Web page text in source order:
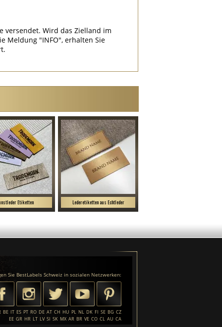
versendet. Wird das Zielland im
Meldung "INFO", erhalten Sie
Etiketten Lederetiketten aus Echtleder
Sie BestLabels Schweiz in sozialen Netzwerken:
BE IT ES PT RO DE AT CH HU PL NL DK FI SE BG CZ
EE GR HR LT LV SI SK MX AR BR VE CO CL AU CA